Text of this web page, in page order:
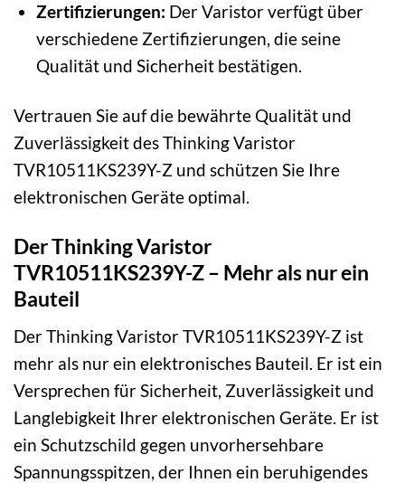
Zertifizierungen: Der Varistor verfügt über
verschiedene Zertifizierungen, die seine
Qualität und Sicherheit bestätigen.
Vertrauen Sie auf die bewährte Qualität und
Zuverlässigkeit des Thinking Varistor
TVR10511KS239Y-Z und schützen Sie Ihre
elektronischen Geräte optimal.
Der Thinking Varistor
TVR10511KS239Y-Z – Mehr als nur ein
Bauteil
Der Thinking Varistor TVR10511KS239Y-Z ist
mehr als nur ein elektronisches Bauteil. Er ist ein
Versprechen für Sicherheit, Zuverlässigkeit und
Langlebigkeit Ihrer elektronischen Geräte. Er ist
ein Schutzschild gegen unvorhersehbare
Spannungsspitzen, der Ihnen ein beruhigendes